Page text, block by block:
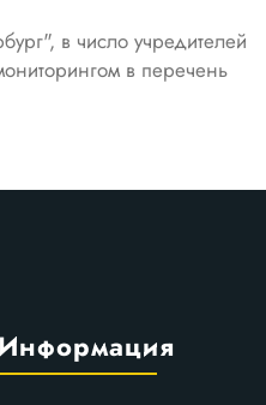
в число учредителей
в перечень
Информация